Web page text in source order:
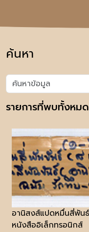
ค้นหา
รายการที่พบทั้งหม
อานิสงส์แปดหมื่นสี่พัน
หนังสืออิเล็กทรอนิกส์